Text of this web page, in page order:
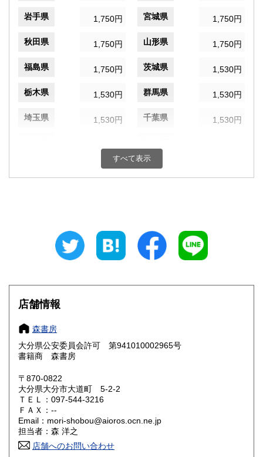
岩手県 1,750円 宮城県 1,750円
秋田県 1,750円 山形県 1,750円
福島県 1,750円 茨城県 1,530円
栃木県 1,530円 群馬県 1,530円
埼玉県 1,530円 千葉県 1,530円
1,530円 富山県
1,310円 静岡県
奈良県 1,200円 和歌山県
岡山県 1,100円
山口県 1,100円 徳島県
香川県 1,200円
すべて表示
店舗情報
森書房
大分県公安委員会許可 第941010002965号
書籍商 森書房
〒870-0822
大分県大分市大道町 5-2-2
ＴＥＬ：097-544-3216
ＦＡＸ：--
Email：mori-shobou@aioros.ocn.ne.jp
担当者：森 洋之
店舗へのお問い合わせ